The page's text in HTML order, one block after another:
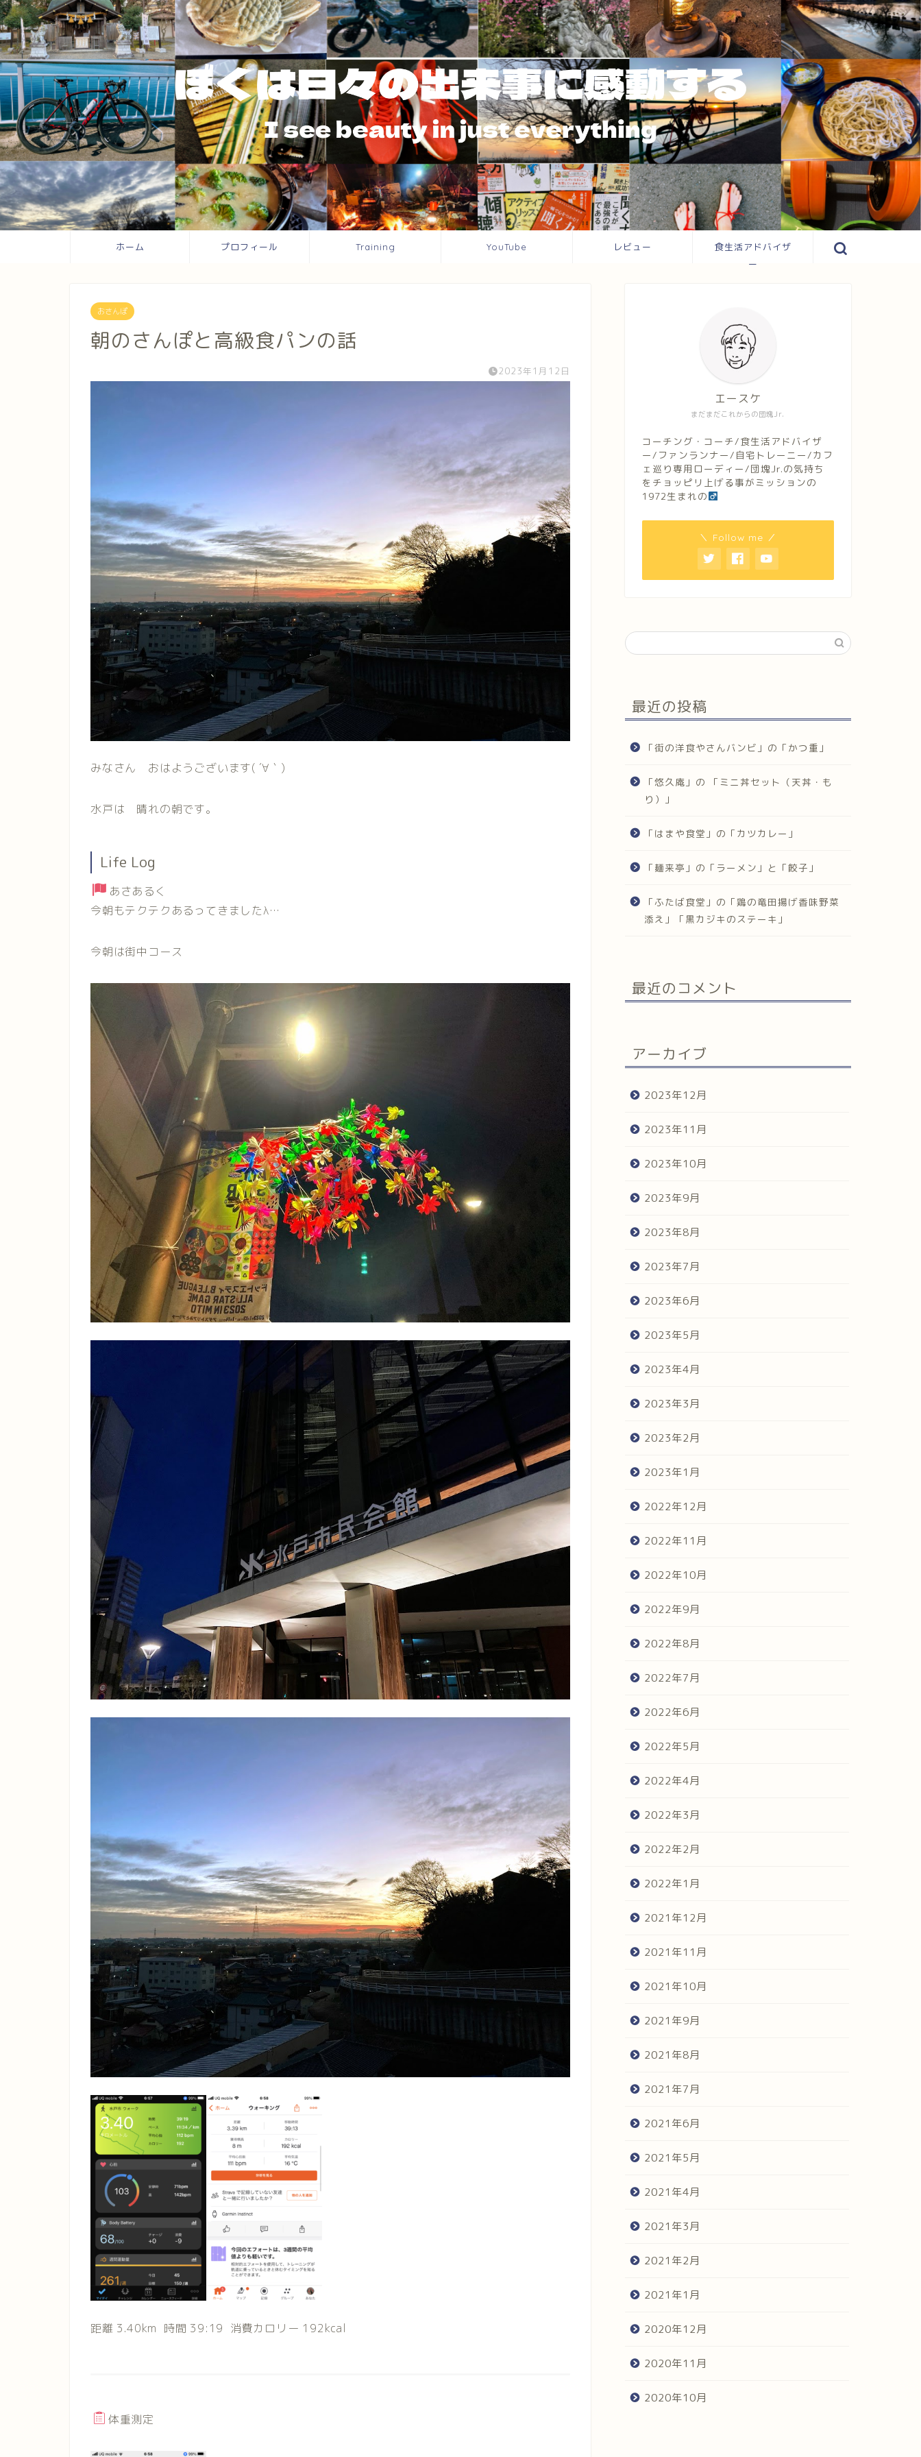
ホーム プロフィール Training YouTube レビュー
食生活アドバイザ
ー
おさんぽ
朝のさんぽと高級食パンの話
2023年1月12日
みなさん おはようございます( ´∀｀)
水戸は 晴れの朝です。
Life Log
あさあるく
今朝もテクテクあるってきましたλ…
今朝は街中コース
距離 3.40km 時間 39:19 消費カロリー 192kcal
体重測定
まだまだこれからの団塊Jr.
エースケ
コーチング・コーチ/食生活アドバイザ
ー/ファンランナー/自宅トレーニー/カフ
ェ巡り専用ローディー/団塊Jr.の気持ち
をチョッピリ上げる事がミッションの
1972生まれの
＼ Follow me ／
最近の投稿
「街の洋食やさんバンビ」の「かつ重」
「悠久庵」の 「ミニ丼セット（天丼・も
り）」
「はまや食堂」の「カツカレー」
「麺来亭」の「ラーメン」と「餃子」
「ふたば食堂」の「鶏の竜田揚げ香味野菜
添え」「黒カジキのステーキ」
最近のコメント
アーカイブ
2023年12月
2023年11月
2023年10月
2023年9月
2023年8月
2023年7月
2023年6月
2023年5月
2023年4月
2023年3月
2023年2月
2023年1月
2022年12月
2022年11月
2022年10月
2022年9月
2022年8月
2022年7月
2022年6月
2022年5月
2022年4月
2022年3月
2022年2月
2022年1月
2021年12月
2021年11月
2021年10月
2021年9月
2021年8月
2021年7月
2021年6月
2021年5月
2021年4月
2021年3月
2021年2月
2021年1月
2020年12月
2020年11月
2020年10月